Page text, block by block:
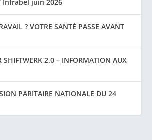
Infrabel juin 2026
? VOTRE SANTÉ PASSE AVANT
SHIFTWERK 2.0 – INFORMATION AUX
PARITAIRE NATIONALE DU 24